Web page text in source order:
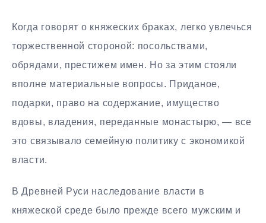
Когда говорят о княжеских браках, легко увлечься
торжественной стороной: посольствами,
обрядами, престижем имен. Но за этим стояли
вполне материальные вопросы. Приданое,
подарки, право на содержание, имущество
вдовы, владения, переданные монастырю, — все
это связывало семейную политику с экономикой
власти.
В Древней Руси наследование власти в
княжеской среде было прежде всего мужским и